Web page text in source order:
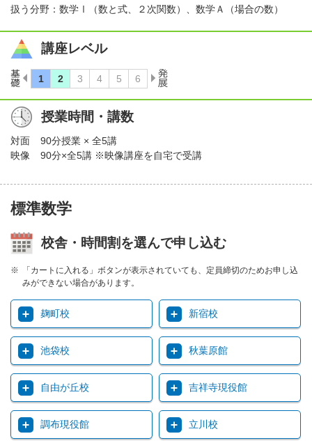
扱う分野：数学Ⅰ（数と式、２次関数）、数学Ａ（場合の数）
講座レベル
授業時間・講数
対面
90分授業 × 全5講
映像
90分×全5講 ※映像講座を自宅で受講
標準数学
校舎・時間割を選んで申し込む
「カートに入れる」ボタンが表示されていても、定員締切のためお申し込
みができない場合があります。
麹町校 新宿校
池袋校 秋葉原館
自由が丘校 吉祥寺現役館
調布現役館 立川校